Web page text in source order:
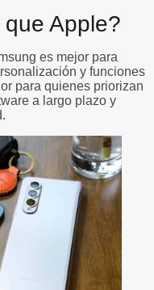
Apple?
es mejor para
y funciones
para quienes priorizan
a largo plazo y